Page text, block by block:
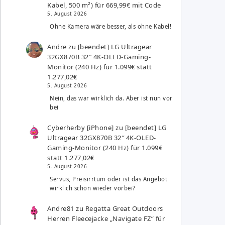
Kabel, 500 m²) für 669,99€ mit Code
5. August 2026
Ohne Kamera wäre besser, als ohne Kabel!
Andre zu [beendet] LG Ultragear
32GX870B 32″ 4K-OLED-Gaming-
Monitor (240 Hz) für 1.099€ statt
1.277,02€
5. August 2026
Nein, das war wirklich da. Aber ist nun vor
bei
Cyberherby [iPhone] zu [beendet] LG
Ultragear 32GX870B 32″ 4K-OLED-
Gaming-Monitor (240 Hz) für 1.099€
statt 1.277,02€
5. August 2026
Servus, Preisirrtum oder ist das Angebot
wirklich schon wieder vorbei?
Andre81 zu Regatta Great Outdoors
Herren Fleecejacke „Navigate FZ“ für